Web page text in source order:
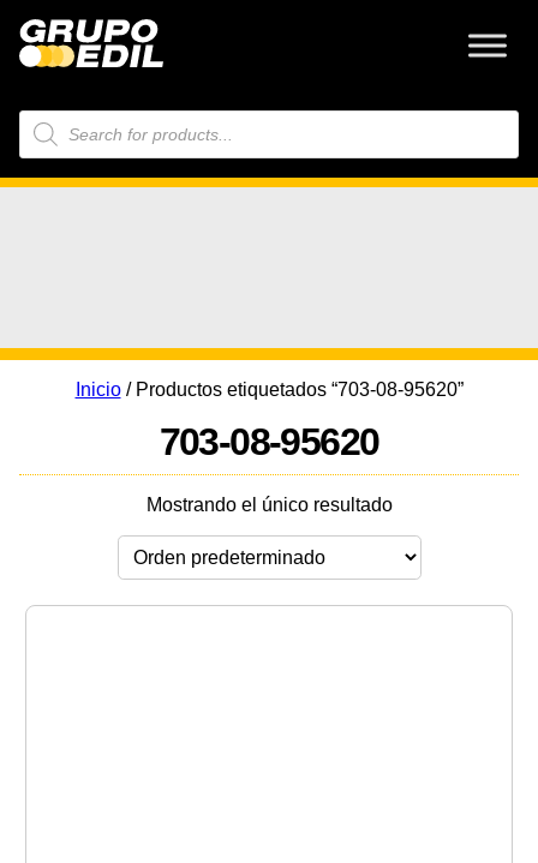
Búsqueda
de
productos
Inicio/ Productos etiquetados “703-08-95620”
703-08-95620
Mostrando el único resultado